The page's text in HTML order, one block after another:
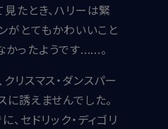
たとき、ハリーは緊
がとてもかわいいこと
ったようです......。
リスマス・ダンスパー
誘えませんでした。
、セドリック・ディゴリ